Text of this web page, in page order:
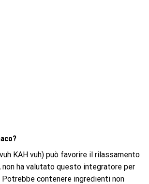
vuh KAH vuh) può favorire il rilassamento
non ha valutato questo integratore per
Potrebbe contenere ingredienti non